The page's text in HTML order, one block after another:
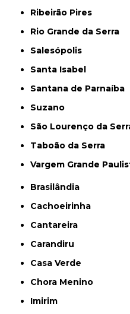
Ribeirão Pires
Rio Grande da Serra
Salesópolis
Santa Isabel
Santana de Parnaíba
Suzano
São Lourenço da
Taboão da Serra
Vargem Grande
Brasilândia
Cachoeirinha
Cantareira
Carandiru
Casa Verde
Chora Menino
Imirim